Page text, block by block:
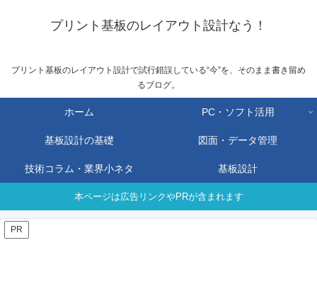
プリント基板のレイアウト設計なう！
プリント基板のレイアウト設計で試行錯誤している“今”を、そのまま書き留め
るブログ。
ホーム PC・ソフト活用
基板設計の基礎 図面・データ管理
技術コラム・業界小ネタ 基板設計
本ページは広告リンクやPRが含まれます
PR